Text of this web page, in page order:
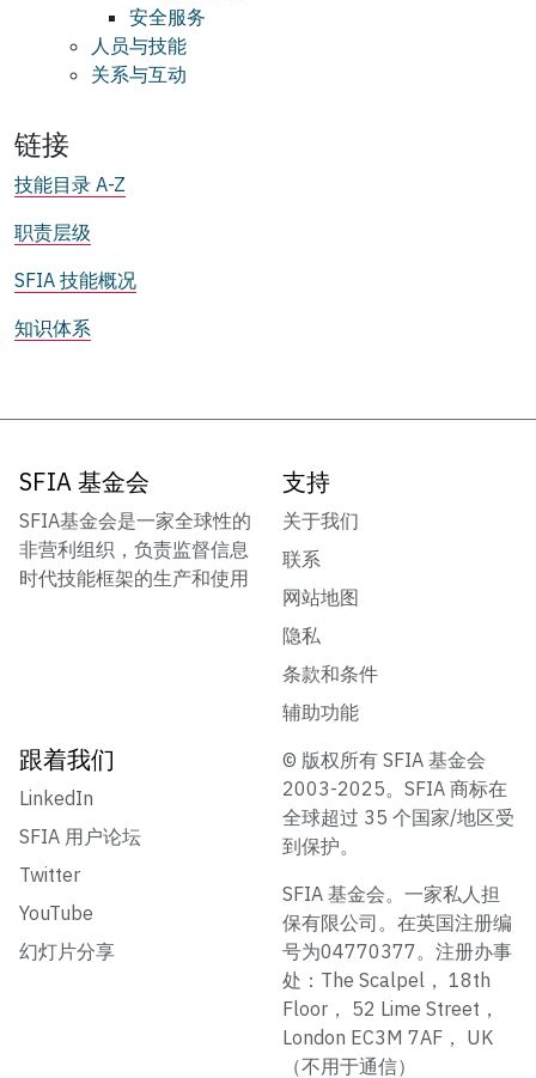
安全服务
人员与技能
关系与互动
链接
技能目录 A-Z
职责层级
SFIA 技能概况
知识体系
SFIA 基金会
SFIA基金会是一家全球性的
非营利组织，负责监督信息
时代技能框架的生产和使用
支持
关于我们
联系
网站地图
隐私
条款和条件
辅助功能
跟着我们
LinkedIn
SFIA 用户论坛
Twitter
YouTube
幻灯片分享
© 版权所有 SFIA 基金会
2003-2025。SFIA 商标在
全球超过 35 个国家/地区受
到保护。
SFIA 基金会。一家私人担
保有限公司。在英国注册编
号为04770377。注册办事
处：The Scalpel， 18th
Floor， 52 Lime Street，
London EC3M 7AF， UK
（不用于通信）